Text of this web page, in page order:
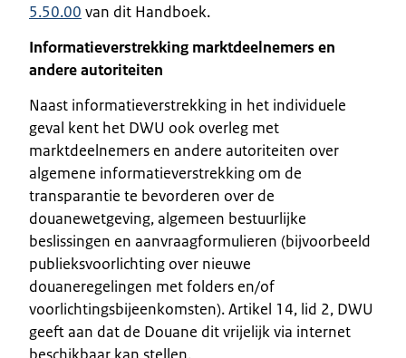
5.50.00 van dit Handboek.
Informatieverstrekking marktdeelnemers en
andere autoriteiten
Naast informatieverstrekking in het individuele
geval kent het DWU ook overleg met
marktdeelnemers en andere autoriteiten over
algemene informatieverstrekking om de
transparantie te bevorderen over de
douanewetgeving, algemeen bestuurlijke
beslissingen en aanvraagformulieren (bijvoorbeeld
publieksvoorlichting over nieuwe
douaneregelingen met folders en/of
voorlichtingsbijeenkomsten). Artikel 14, lid 2, DWU
geeft aan dat de Douane dit vrijelijk via internet